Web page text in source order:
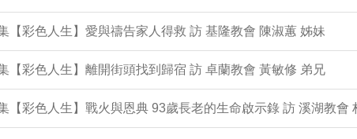
【彩色人生】愛與禱告家人得救 訪 基隆教會 陳淑蕙 姊妹
【彩色人生】離開街頭找到歸宿 訪 卓蘭教會 黃敏修 弟兄
【彩色人生】戰火與恩典 93歲長老的生命啟示錄 訪 溪湖教會